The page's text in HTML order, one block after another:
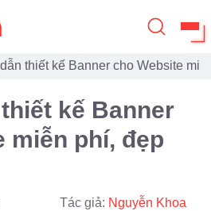
thiết kế Banner cho Website
kế Banner
miễn phí, đẹp
Tác giả: Nguyễn Khoa